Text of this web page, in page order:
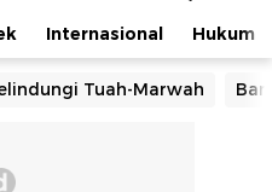
Internasional Hukum
Tuah-Marwah